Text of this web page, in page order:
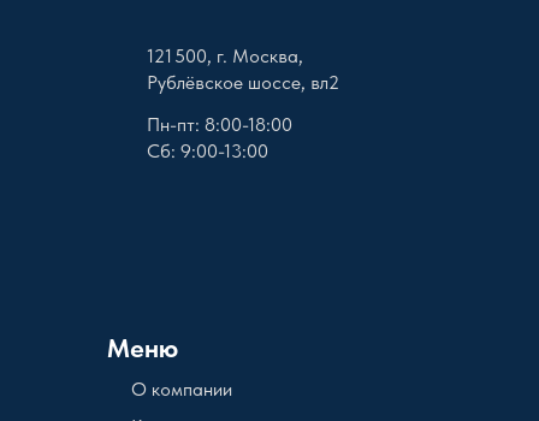
Меню
121 500, г. Москва,
Рублёвское шоссе, вл2
О компании
Пн-пт: 8:00-18:00
Сб: 9:00-13:00